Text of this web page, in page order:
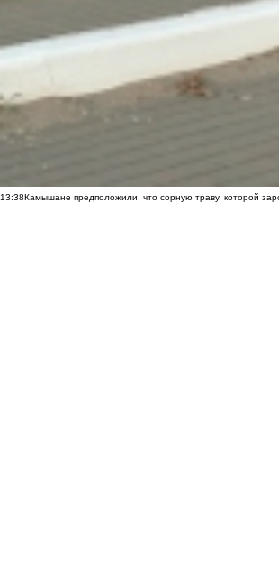
13:38Камышане предположили, что сорную траву, которой